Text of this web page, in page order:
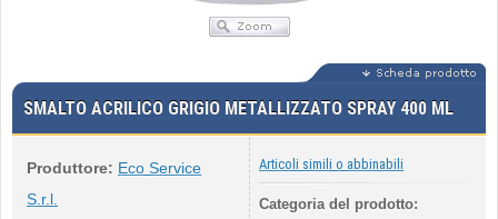
SMALTO ACRILICO GRIGIO METALLIZZATO SPRAY 400 ML
Produttore: Eco Service
S.r.l.
Articoli simili o abbinabili
Categoria del prodotto: